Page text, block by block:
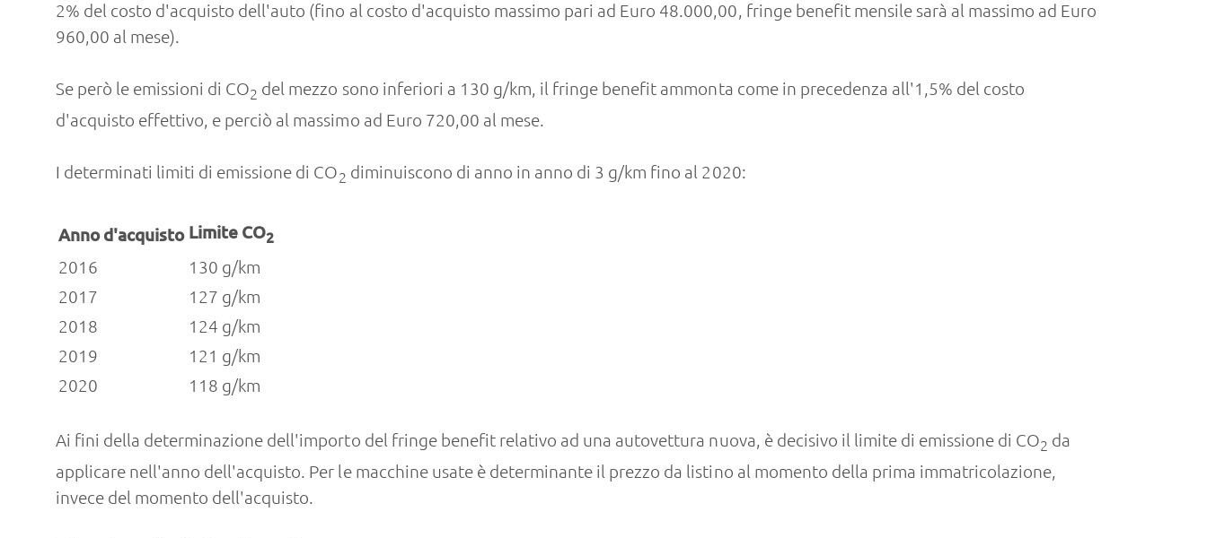
2% del costo d'acquisto dell'auto (fino al costo d'acquisto massimo pari ad Euro 48.000,00, fringe benefit mensile sarà al massimo ad Euro
960,00 al mese).
Se però le emissioni di CO2 del mezzo sono inferiori a 130 g/km, il fringe benefit ammonta come in precedenza all'1,5% del costo
d'acquisto effettivo, e perciò al massimo ad Euro 720,00 al mese.
I determinati limiti di emissione di CO2 diminuiscono di anno in anno di 3 g/km fino al 2020:
Anno d'acquisto Limite CO2
2016
130 g/km
2017
127 g/km
2018
124 g/km
2019
121 g/km
2020
118 g/km
Ai fini della determinazione dell'importo del fringe benefit relativo ad una autovettura nuova, è decisivo il limite di emissione di CO2 da
applicare nell'anno dell'acquisto. Per le macchine usate è determinante il prezzo da listino al momento della prima immatricolazione,
invece del momento dell'acquisto.